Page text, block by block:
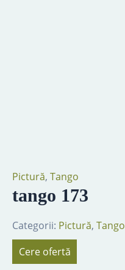
Pictură, Tango
tango 173
Categorii: Pictură, Tango
Cere ofertă